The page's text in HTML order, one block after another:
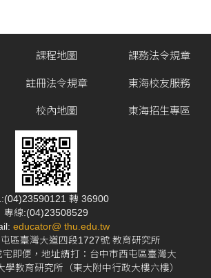
課程地圖
註冊法令規章
校內地圖
課務法令規章
東海校友服務
東海招生專區
轉 36900
專線:(04)23508529
educator@ thu.edu.tw
區臺灣大道四段1727號 教育研究所
即便，地址請打：台中市西屯區臺灣大
學教育研究所（東大附中行政大樓六樓）